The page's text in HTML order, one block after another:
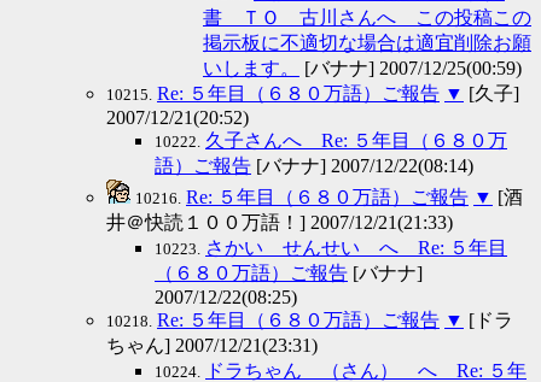
書 ＴＯ 古川さんへ この投稿この
掲示板に不適切な場合は適宜削除お願
いします。
[バナナ] 2007/12/25(00:59)
10215. Re: ５年目（６８０万語）ご報告 ▼ [久子]
2007/12/21(20:52)
10222. 久子さんへ Re: ５年目（６８０万
語）ご報告 [バナナ] 2007/12/22(08:14)
10216. Re: ５年目（６８０万語）ご報告 ▼ [酒
井＠快読１００万語！] 2007/12/21(21:33)
10223.
さかい せんせい へ Re: ５年目
（６８０万語）ご報告 [バナナ]
2007/12/22(08:25)
10218. Re: ５年目（６８０万語）ご報告 ▼ [ドラ
ちゃん] 2007/12/21(23:31)
10224.
ドラちゃん （さん） へ Re: ５年